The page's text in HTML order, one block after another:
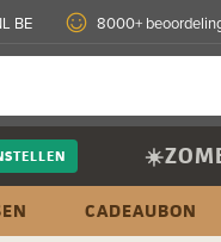
BE 8000+
CADEAUBON